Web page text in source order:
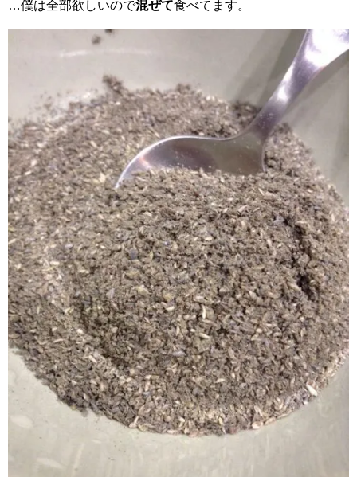
…僕は全部欲しいので混ぜて食べてます。